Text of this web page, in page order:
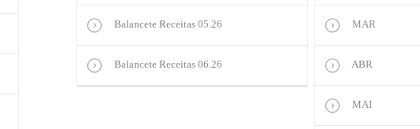
Balancete Receitas 05.26
Balancete Receitas 06.26
MAR
ABR
MAI